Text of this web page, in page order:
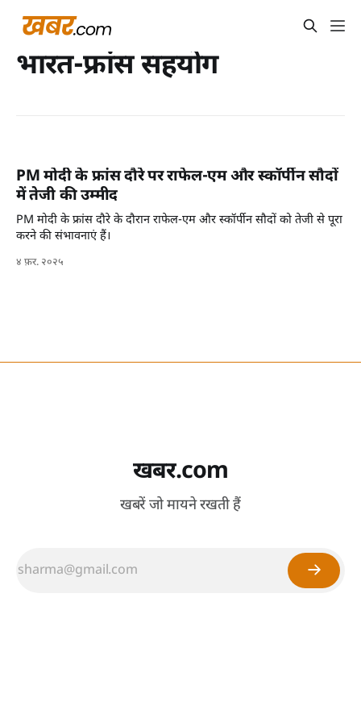
भारत-फ्रांस सहयोग
PM मोदी के फ्रांस दौरे पर राफेल-एम और स्कॉर्पीन सौदों
में तेजी की उम्मीद
PM मोदी के फ्रांस दौरे के दौरान राफेल-एम और स्कॉर्पीन सौदों को तेजी से पूरा
करने की संभावनाएं हैं।
४ फ़र. २०२५
खबर.com
खबरें जो मायने रखती हैं